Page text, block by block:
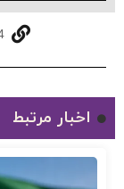
اخبار مرتبط